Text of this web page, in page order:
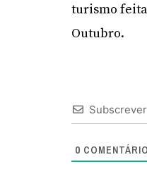
turismo feita
Outubro.
Subscrever
0